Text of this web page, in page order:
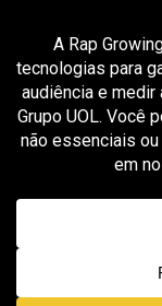
All
um